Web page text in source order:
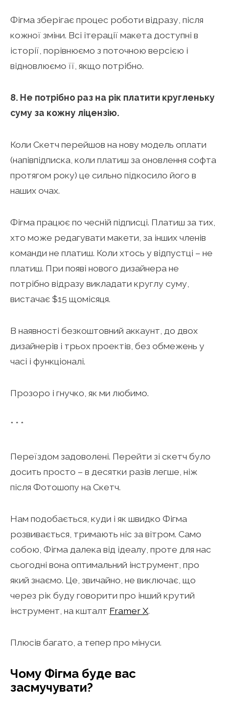
Фігма зберігає процес роботи відразу, після
кожної зміни. Всі ітерації макета доступні в
історії, порівнюємо з поточною версією і
відновлюємо її, якщо потрібно.
8. Не потрібно раз на рік платити кругленьку
суму за кожну ліцензію.
Коли Скетч перейшов на нову модель оплати
(напівпідписка, коли платиш за оновлення софта
протягом року) це сильно підкосило його в
наших очах.
Фігма працює по чесній підписці. Платиш за тих,
хто може редагувати макети, за інших членів
команди не платиш. Коли хтось у відпустці – не
платиш. При появі нового дизайнера не
потрібно відразу викладати круглу суму,
вистачає $15 щомісяця.
В наявності безкоштовний аккаунт, до двох
дизайнерів і трьох проектів, без обмежень у
часі і функціоналі.
Прозоро і гнучко, як ми любимо.
* * *
Переїздом задоволені. Перейти зі скетч було
досить просто – в десятки разів легше, ніж
після Фотошопу на Скетч.
Нам подобається, куди і як швидко Фігма
розвивається, тримають ніс за вітром. Само
собою, Фігма далека від ідеалу, проте для нас
сьогодні вона оптимальний інструмент, про
який знаємо. Це, звичайно, не виключає, що
через рік буду говорити про інший крутий
інструмент, на кшталт Framer X.
Плюсів багато, а тепер про мінуси.
Чому Фігма буде вас
засмучувати?